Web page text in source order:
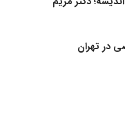
در تهران